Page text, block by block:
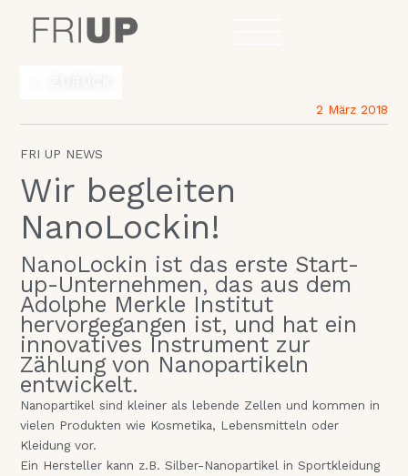
2 März 2018
FRI UP NEWS
Wir begleiten
NanoLockin!
NanoLockin ist das erste Start-
up-Unternehmen, das aus dem
Adolphe Merkle Institut
hervorgegangen ist, und hat ein
innovatives Instrument zur
Zählung von Nanopartikeln
entwickelt.
Nanopartikel sind kleiner als lebende Zellen und kommen in
vielen Produkten wie Kosmetika, Lebensmitteln oder
Kleidung vor.
Ein Hersteller kann z.B. Silber-Nanopartikel in Sportkleidung